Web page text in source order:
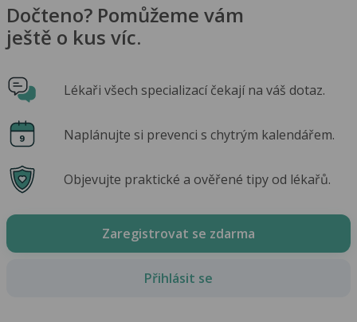
Dočteno? Pomůžeme vám
ještě o kus víc.
Lékaři všech specializací čekají na váš dotaz.
Naplánujte si prevenci s chytrým kalendářem.
Objevujte praktické a ověřené tipy od lékařů.
Zaregistrovat se zdarma
Přihlásit se